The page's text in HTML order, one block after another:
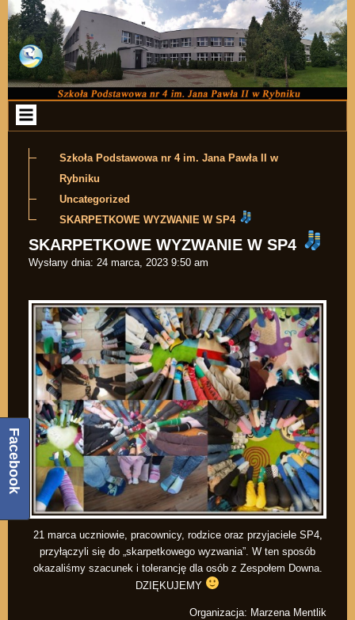
Przejdź do zawartości
Szkoła Podstawowa nr 4 im. Jana Pawła II w
Rybniku
Uncategorized
SKARPETKOWE WYZWANIE W SP4
SKARPETKOWE WYZWANIE W SP4
Wysłany dnia: 24 marca, 2023 9:50 am
21 marca uczniowie, pracownicy, rodzice oraz przyjaciele SP4,
przyłączyli się do „skarpetkowego wyzwania”. W ten sposób
okazaliśmy szacunek i tolerancję dla osób z Zespołem Downa.
DZIĘKUJEMY
Organizacja: Marzena Mentlik
Facebook